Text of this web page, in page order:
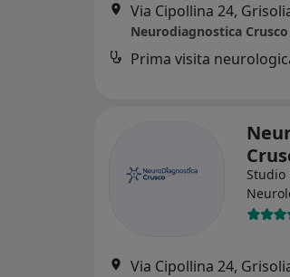
Via Cipollina 24,
Neurodiagnostica Crusco
Prima visita
Studio
Via Cipollina 24,